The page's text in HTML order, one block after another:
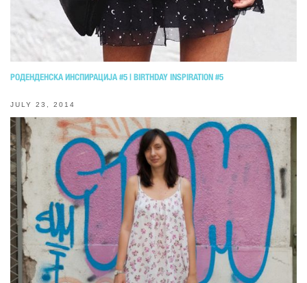
РОДЕНДЕНСКА ИНСПИРАЦИЈА #5 | BIRTHDAY INSPIRATION #5
JULY 23, 2014